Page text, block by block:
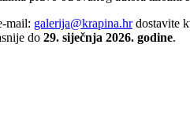
mail: galerija@krapina.hrdostavite
do 29. siječnja 2026. godine.